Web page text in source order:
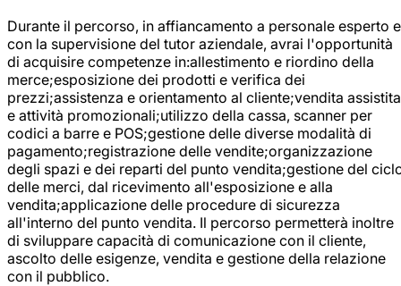
Durante il percorso, in affiancamento a personale esperto e
con la supervisione del tutor aziendale, avrai l'opportunità
di acquisire competenze in:allestimento e riordino della
merce;esposizione dei prodotti e verifica dei
prezzi;assistenza e orientamento al cliente;vendita assistita
e attività promozionali;utilizzo della cassa, scanner per
codici a barre e POS;gestione delle diverse modalità di
pagamento;registrazione delle vendite;organizzazione
degli spazi e dei reparti del punto vendita;gestione del
delle merci, dal ricevimento all'esposizione e alla
vendita;applicazione delle procedure di sicurezza
all'interno del punto vendita. Il percorso permetterà inoltre
di sviluppare capacità di comunicazione con il cliente,
ascolto delle esigenze, vendita e gestione della relazione
con il pubblico.